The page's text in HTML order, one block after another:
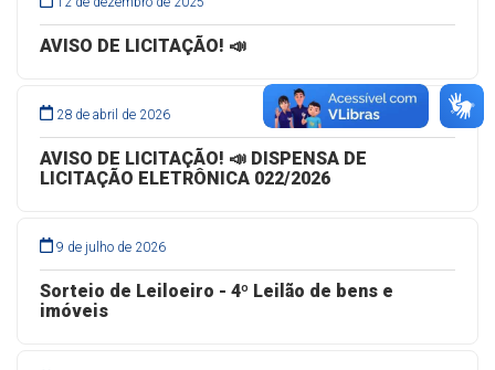
AVISO DE LICITAÇÃO! 📣
28 de abril de 2026
AVISO DE LICITAÇÃO! 📣 DISPENSA DE
LICITAÇÃO ELETRÔNICA 022/2026
9 de julho de 2026
Sorteio de Leiloeiro - 4º Leilão de bens e
imóveis